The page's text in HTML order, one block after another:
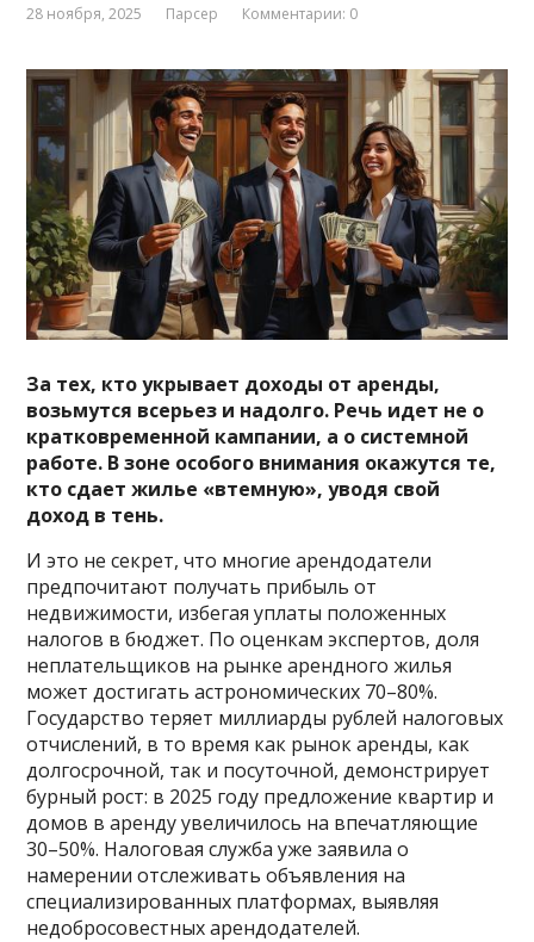
28 ноября, 2025 Парсер Комментарии: 0
За тех, кто укрывает доходы от аренды,
возьмутся всерьез и надолго. Речь идет не о
кратковременной кампании, а о системной
работе. В зоне особого внимания окажутся те,
кто сдает жилье «втемную», уводя свой
доход в тень.
И это не секрет, что многие арендодатели
предпочитают получать прибыль от
недвижимости, избегая уплаты положенных
налогов в бюджет. По оценкам экспертов, доля
неплательщиков на рынке арендного жилья
может достигать астрономических 70–80%.
Государство теряет миллиарды рублей налоговых
отчислений, в то время как рынок аренды, как
долгосрочной, так и посуточной, демонстрирует
бурный рост: в 2025 году предложение квартир и
домов в аренду увеличилось на впечатляющие
30–50%. Налоговая служба уже заявила о
намерении отслеживать объявления на
специализированных платформах, выявляя
недобросовестных арендодателей.